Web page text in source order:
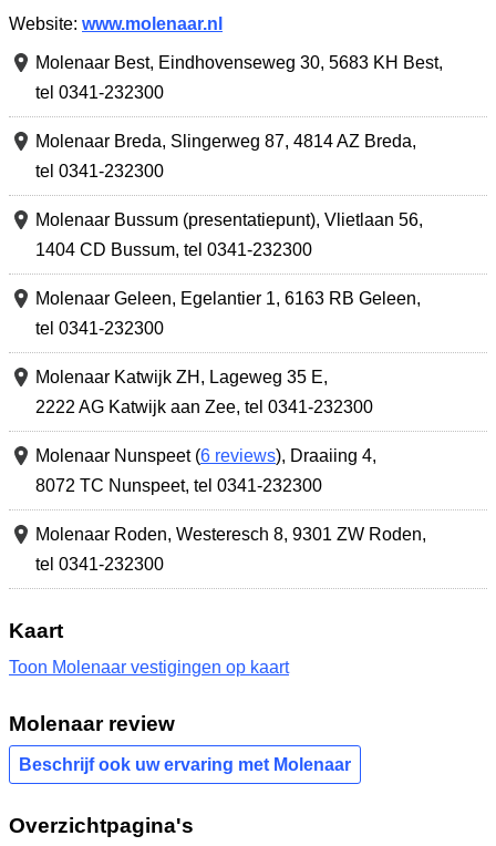
Website: www.molenaar.nl
Molenaar Best, Eindhovenseweg 30, 5683 KH Best,
tel 0341-232300
Molenaar Breda, Slingerweg 87, 4814 AZ Breda,
tel 0341-232300
Molenaar Bussum (presentatiepunt), Vlietlaan 56,
1404 CD Bussum, tel 0341-232300
Molenaar Geleen, Egelantier 1, 6163 RB Geleen,
tel 0341-232300
Molenaar Katwijk ZH, Lageweg 35 E,
2222 AG Katwijk aan Zee, tel 0341-232300
Molenaar Nunspeet (6 reviews), Draaiing 4,
8072 TC Nunspeet, tel 0341-232300
Molenaar Roden, Westeresch 8, 9301 ZW Roden,
tel 0341-232300
Kaart
Toon Molenaar vestigingen op kaart
Molenaar review
Beschrijf ook uw ervaring met Molenaar
Overzichtpagina's